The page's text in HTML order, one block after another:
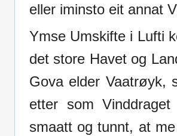
eller iminsto eit annat
Ymse Umskifte i Lufti
det store Havet og
Gova elder Vaatrøyk,
etter som
smaatt og tunnt, at